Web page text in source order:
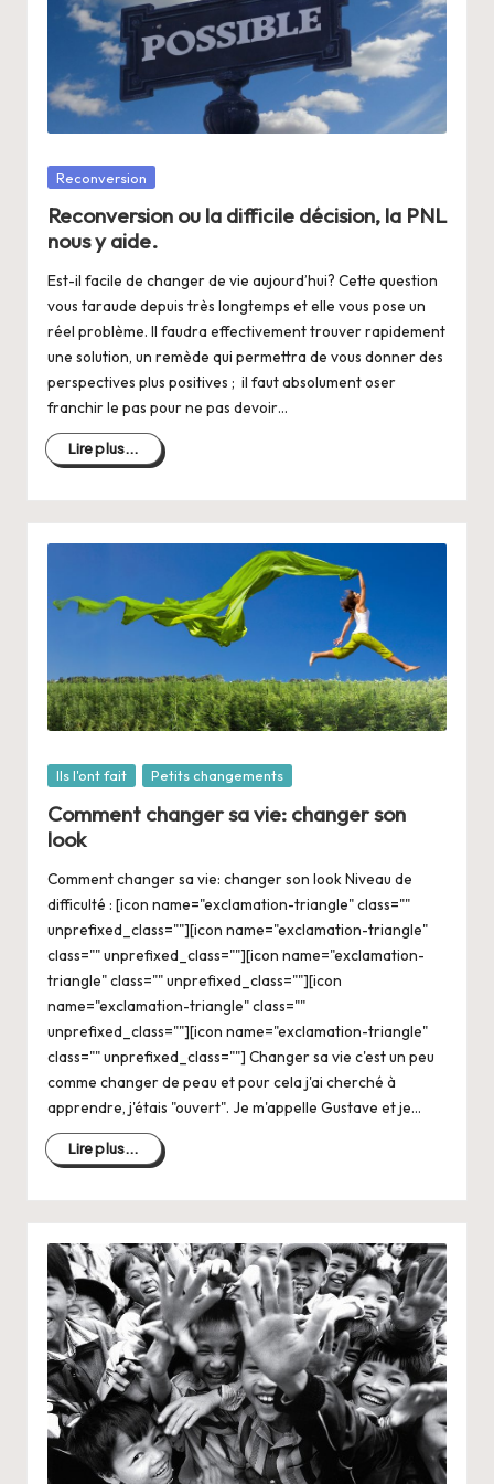
n
g
e
r
s
a
V
ie
Posté
Reconversion
Reconversion ou la difficile décision, la PNL
nous y aide.
Est-il facile de changer de vie aujourd’hui? Cette question
vous taraude depuis très longtemps et elle vous pose un
réel problème. Il faudra effectivement trouver rapidement
une solution, un remède qui permettra de vous donner des
perspectives plus positives ; il faut absolument oser
franchir le pas pour ne pas devoir…
Lire plus...
Posté
Ils l'ont fait Petits changements
Comment changer sa vie: changer son
look
Comment changer sa vie: changer son look Niveau de
difficulté : [icon name="exclamation-triangle" class=""
unprefixed_class=""][icon name="exclamation-triangle"
class="" unprefixed_class=""][icon name="exclamation-
triangle" class="" unprefixed_class=""][icon
name="exclamation-triangle" class=""
unprefixed_class=""][icon name="exclamation-triangle"
class="" unprefixed_class=""] Changer sa vie c'est un peu
comme changer de peau et pour cela j'ai cherché à
apprendre, j'étais "ouvert". Je m'appelle Gustave et je…
Lire plus...